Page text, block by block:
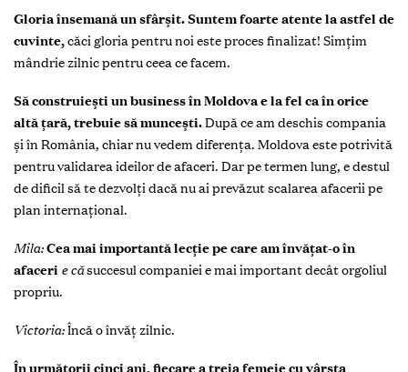
Gloria însemană un sfârșit. Suntem foarte atente la astfel de
cuvinte,căci gloria pentru noi este proces finalizat! Simțim
mândrie zilnic pentru ceea ce facem.
Să construiești un business în Moldova e la fel ca în orice
altă țară, trebuie să muncești.După ce am deschis compania
și în România, chiar nu vedem diferența. Moldova este potrivită
pentru validarea ideilor de afaceri. Dar pe termen lung, e destul
de dificil să te dezvolți dacă nu ai prevăzut scalarea afacerii pe
plan internațional.
Mila:Cea mai importantă lecție pe care am învățat-o în
afaceri e căsuccesul companiei e mai important decât orgoliul
propriu.
Victoria:Încă o învăț zilnic.
În următorii cinci ani, fiecare a treia femeie cu vârsta